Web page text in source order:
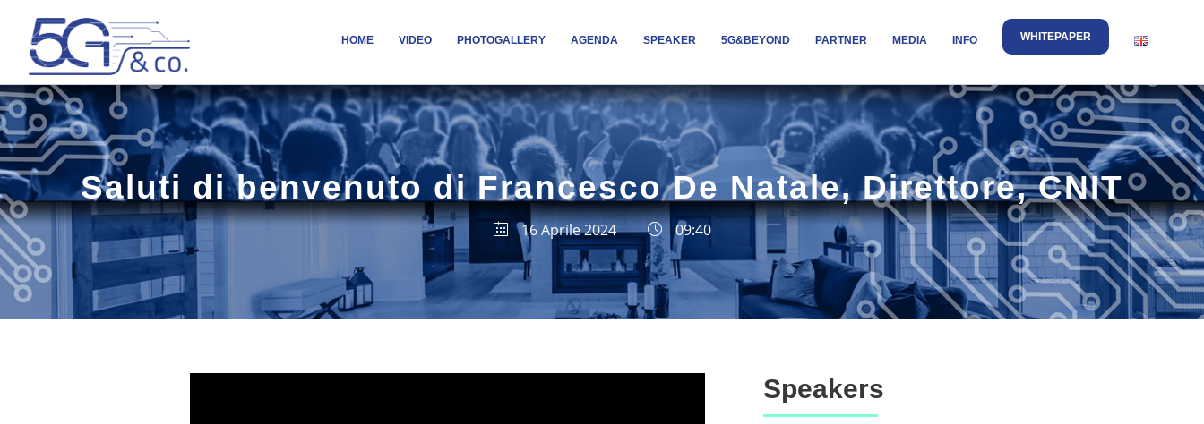
HOME VIDEO PHOTOGALLERY AGENDA SPEAKER 5G&BEYOND PARTNER MEDIA INFO WHITEPAPER
Saluti di benvenuto di Francesco De Natale, Direttore, CNIT
16 Aprile 2024 09:40
Speakers